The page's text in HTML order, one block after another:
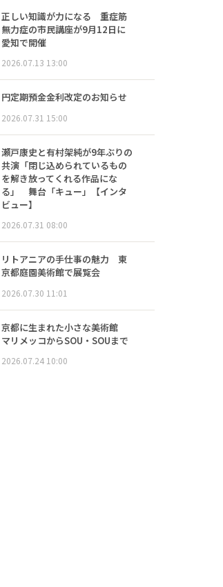
正しい知識が力になる 重症筋
無力症の市民講座が9月12日に
愛知で開催
2026.07.13 13:00
円定期預金金利改定のお知らせ
2026.07.31 15:00
瀬戸康史と有村架純が9年ぶりの
共演「閉じ込められているもの
を解き放ってくれる作品にな
る」 舞台「キュー」【インタ
ビュー】
2026.07.31 08:00
リトアニアの手仕事の魅力 東
京都庭園美術館で展覧会
2026.07.30 11:01
京都に生まれた小さな美術館
マリメッコからSOU・SOUまで
2026.07.24 10:00